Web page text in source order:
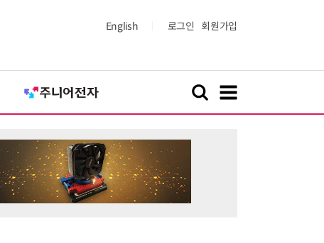
English 로그인 회원가입